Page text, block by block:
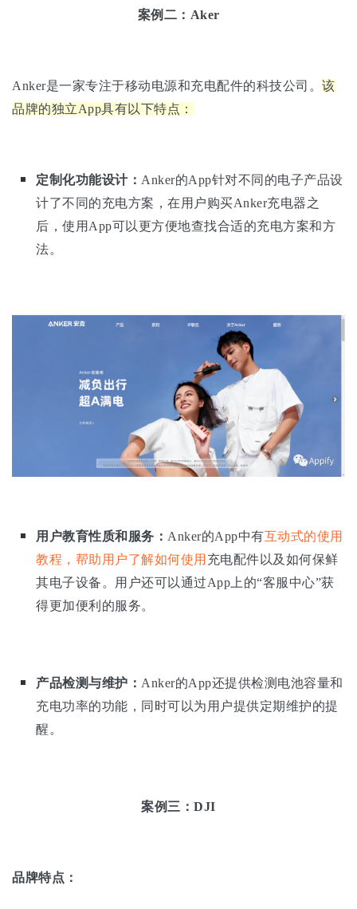
案例二：Aker
Anker是一家专注于移动电源和充电配件的科技公司。 该
品牌的独立App具有以下特点：
定制化功能设计： Anker的App针对不同的电子产品设
计了不同的充电方案，在用户购买Anker充电器之
后，使用App可以更方便地查找合适的充电方案和方
法。
用户教育性质和服务： Anker的App中有互动式的使用
教程，帮助用户了解如何使用 充电配件以及如何保鲜
其电子设备。用户还可以通过App上的“客服中心”获
得更加便利的服务。
产品检测与维护： Anker的App还提供检测电池容量和
充电功率的功能，同时可以为用户提供定期维护的提
醒。
案例三：DJI
品牌特点：